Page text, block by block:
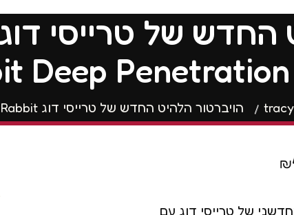
ופלשלייט
פלאג אנאלי
פלאג אנאלי רוטט
ויברטור אנאלי
משחק מקדים
משחקים סקסיים
בייבידול
גרביונים סקסיים
תחפושות סקסיות
בושם
Deep
הויברטור הלהיט החדש של טרייסי דוג Tracy's Dog- Craybit Deep Penetration Rabbit
₪
של טרייסי דוג עם